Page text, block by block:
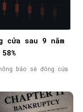
sau 9 năm
báo sẽ đóng cửa